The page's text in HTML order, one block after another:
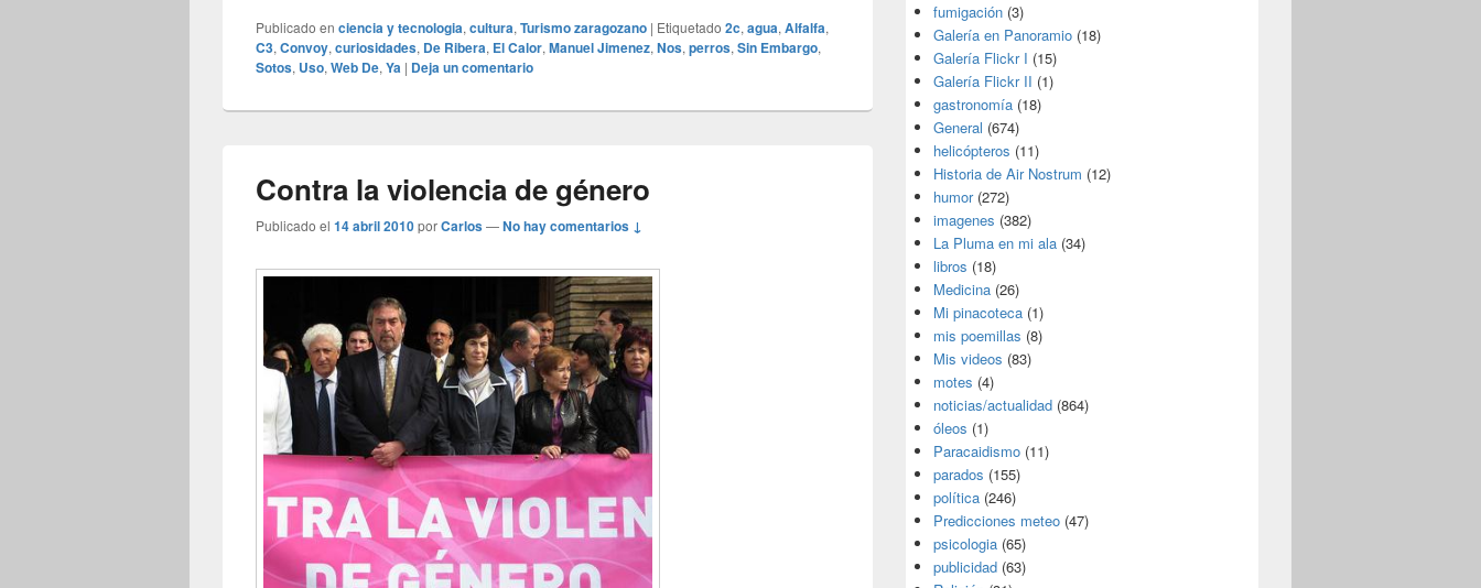
Publicado en ciencia y tecnologia, cultura, Turismo zaragozano | Etiquetado 2c, agua, Alfalfa,
C3, Convoy, curiosidades, De Ribera, El Calor, Manuel Jimenez, Nos, perros, Sin Embargo,
Sotos, Uso, Web De, Ya | Deja un comentario
Contra la violencia de género
Publicado el 14 abril 2010porCarlos—No hay comentarios ↓
fumigación (3)
Galería en Panoramio (18)
Galería Flickr I (15)
Galería Flickr II (1)
gastronomía (18)
General (674)
helicópteros (11)
Historia de Air Nostrum (12)
humor(272)
imagenes (382)
La Pluma en mi ala (34)
libros (18)
Medicina (26)
Mi pinacoteca (1)
mis poemillas (8)
Mis videos (83)
motes (4)
noticias/actualidad (864)
óleos (1)
Paracaidismo (11)
parados (155)
política (246)
Predicciones meteo (47)
psicologia (65)
publicidad (63)